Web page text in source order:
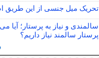
تحریک میل جنسی از این طریق
سالمندی و نیاز به پرستار؛ آیا
پرستار سالمند نیاز داریم؟